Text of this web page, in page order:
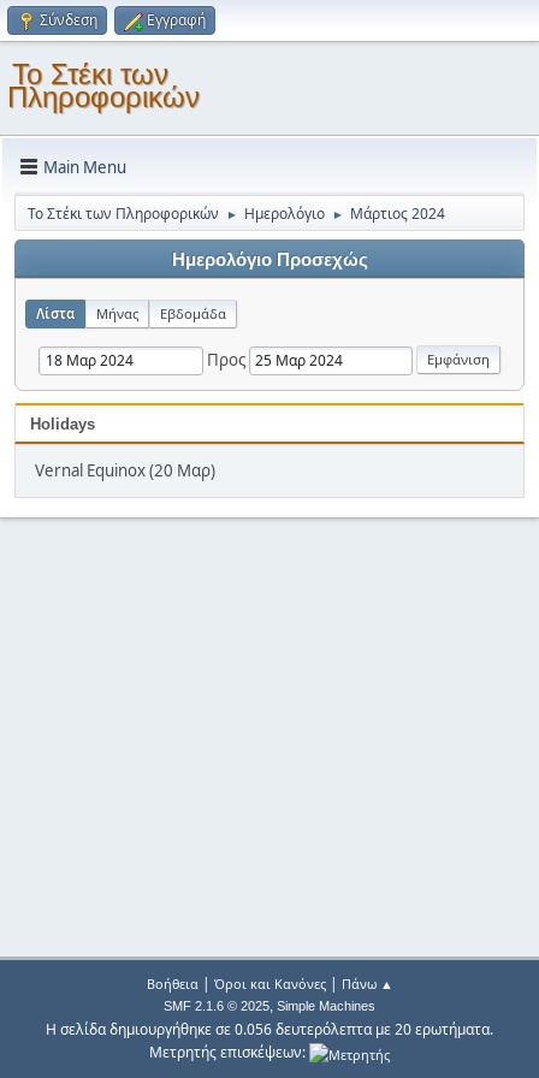
Σύνδεση Εγγραφή
Το Στέκι των
Πληροφορικών
Main Menu
Το Στέκι των Πληροφορικών ► Ημερολόγιο ► Μάρτιος 2024
Ημερολόγιο Προσεχώς
Λίστα Μήνας Εβδομάδα
Προς
Holidays
Vernal Equinox (20 Μαρ)
Βοήθεια| Όροι και Κανόνες| Πάνω ▲
SMF 2.1.6 © 2025, Simple Machines
Η σελίδα δημιουργήθηκε σε 0.056 δευτερόλεπτα με 20 ερωτήματα.
Μετρητής επισκέψεων: